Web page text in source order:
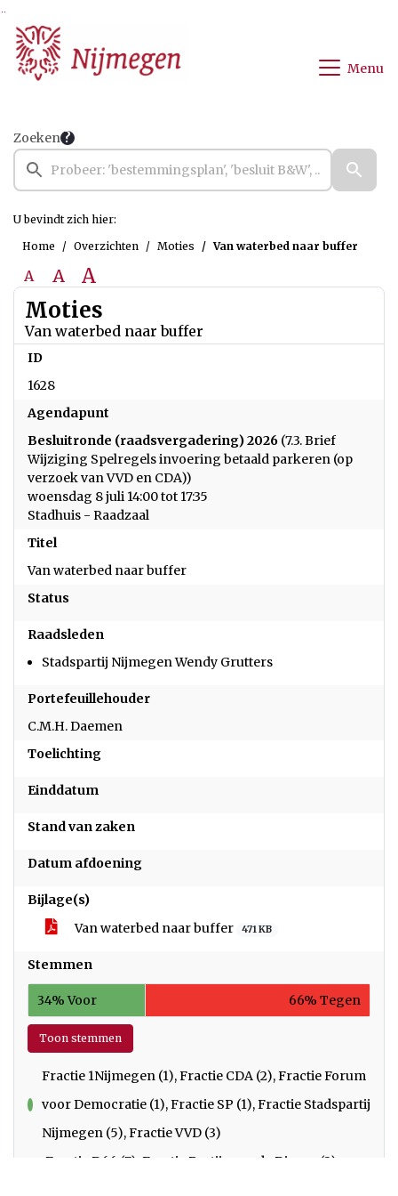
Menu
Zoeken
U bevindt zich hier:
Home
Overzichten Moties Van waterbed naar buffer
A A A
Moties
Van waterbed naar buffer
ID
1628
Agendapunt
Besluitronde (raadsvergadering) 2026 (7.3. Brief
Wijziging Spelregels invoering betaald parkeren (op
verzoek van VVD en CDA))
woensdag 8 juli 14:00 tot 17:35
Stadhuis - Raadzaal
Titel
Van waterbed naar buffer
Status
Raadsleden
Stadspartij Nijmegen Wendy Grutters
Portefeuillehouder
C.M.H. Daemen
Toelichting
Einddatum
Stand van zaken
Datum afdoening
Bijlage(s)
Van waterbed naar buffer
471 KB
Stemmen
34% Voor 66% Tegen
Toon stemmen
Fractie 1Nijmegen (1), Fractie CDA (2), Fractie Forum
voor Democratie (1), Fractie SP (1), Fractie Stadspartij
Nijmegen (5), Fractie VVD (3)
Fractie D66 (7), Fractie Partij voor de Dieren (2),